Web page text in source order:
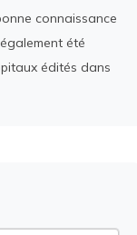
connaissance
été
édités dans